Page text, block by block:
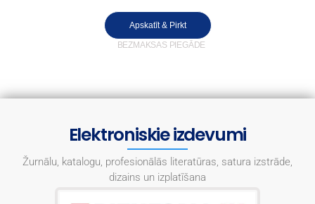
Apskatīt & Pirkt
BEZMAKSAS PIEGĀDE
Elektroniskie izdevumi
Žurnālu, katalogu, profesionālās literatūras, satura izstrāde,
dizains un izplatīšana